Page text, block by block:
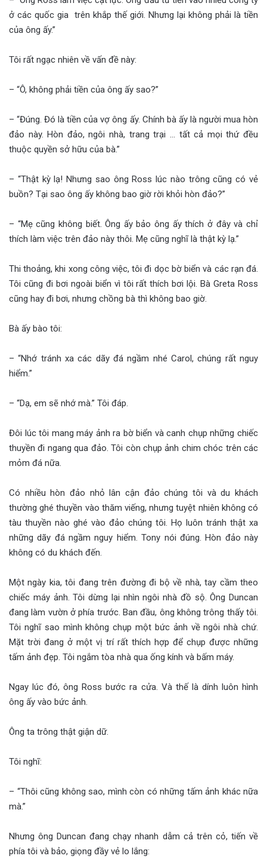
ở các quốc gia trên khắp thế giới. Nhưng lại không phải là tiền
của ông ấy.”
Tôi rất ngạc nhiên về vấn đề này:
– “Ô, không phải tiền của ông ấy sao?”
– “Đúng. Đó là tiền của vợ ông ấy. Chính bà ấy là người mua hòn
đảo này. Hòn đảo, ngôi nhà, trang trại … tất cả mọi thứ đều
thuộc quyền sở hữu của bà.”
– “Thật kỳ lạ! Nhưng sao ông Ross lúc nào trông cũng có vẻ
buồn? Tại sao ông ấy không bao giờ rời khỏi hòn đảo?”
– “Mẹ cũng không biết. Ông ấy bảo ông ấy thích ở đây và chỉ
thích làm việc trên đảo này thôi. Mẹ cũng nghĩ là thật kỳ lạ.”
Thi thoảng, khi xong công việc, tôi đi dọc bờ biển và các rạn đá.
Tôi cũng đi bơi ngoài biển vì tôi rất thích bơi lội. Bà Greta Ross
cũng hay đi bơi, nhưng chồng bà thì không bao giờ.
Bà ấy bào tôi:
– “Nhớ tránh xa các dãy đá ngầm nhé Carol, chúng rất nguy
hiểm.”
– “Dạ, em sẽ nhớ mà.” Tôi đáp.
Đôi lúc tôi mang máy ảnh ra bờ biển và canh chụp những chiếc
thuyền đi ngang qua đảo. Tôi còn chụp ảnh chim chóc trên các
mỏm đá nữa.
Có nhiều hòn đảo nhỏ lân cận đảo chúng tôi và du khách
thường ghé thuyền vào thăm viếng, nhưng tuyệt nhiên không có
tàu thuyền nào ghé vào đảo chúng tôi. Họ luôn tránh thật xa
những dãy đá ngầm nguy hiểm. Tony nói đúng. Hòn đảo này
không có du khách đến.
Một ngày kia, tôi đang trên đường đi bộ về nhà, tay cầm theo
chiếc máy ảnh. Tôi dừng lại nhìn ngôi nhà đồ sộ. Ông Duncan
đang làm vườn ở phía trước. Ban đầu, ông không trông thấy tôi.
Tôi nghĩ sao mình không chụp một bức ảnh về ngôi nhà chứ.
Mặt trời đang ở một vị trí rất thích hợp để chụp được những
tấm ảnh đẹp. Tôi ngắm tòa nhà qua ống kính và bấm máy.
Ngay lúc đó, ông Ross bước ra cửa. Và thế là dính luôn hình
ông ấy vào bức ảnh.
Ông ta trông thật giận dữ.
Tôi nghĩ:
– “Thôi cũng không sao, mình còn có những tấm ảnh khác nữa
mà.”
Nhưng ông Duncan đang chạy nhanh dẫm cả trên cỏ, tiến về
phía tôi và bảo, giọng đầy vẻ lo lắng: